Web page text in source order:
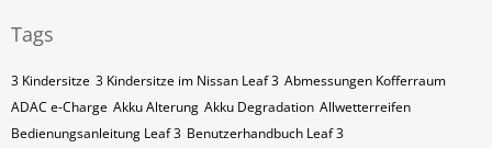
Tags
3 Kindersitze 3 Kindersitze im Nissan Leaf 3 Abmessungen Kofferraum
ADAC e-Charge Akku Alterung Akku Degradation Allwetterreifen
Bedienungsanleitung Leaf 3 Benutzerhandbuch Leaf 3